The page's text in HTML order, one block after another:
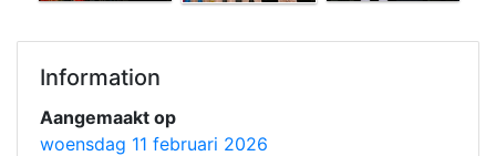
Information
Aangemaakt op
woensdag 11 februari 2026